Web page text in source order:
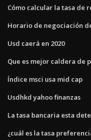
Cómo calcular la tasa de
Horario de negociación
Usd caerá en 2020
Que es mejor caldera de
Índice msci usa mid cap
Usdhkd yahoo finanzas
La tasa bancaria esta
¿cuál es la tasa